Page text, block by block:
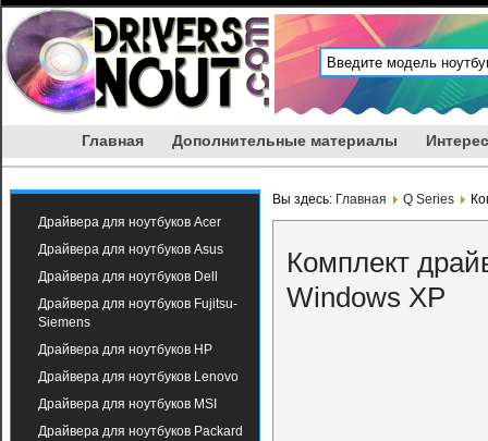
Главная Дополнительные материалы
Драйвера для ноутбуков Acer
Драйвера для ноутбуков Asus
Драйвера для ноутбуков Dell
Драйвера для ноутбуков Fujitsu-
Siemens
Драйвера для ноутбуков HP
Драйвера для ноутбуков Lenovo
Драйвера для ноутбуков MSI
Драйвера для ноутбуков Packard
Вы здесь: Главная Q Series
Комплект
Windows XP